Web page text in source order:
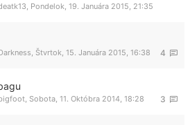
Pondelok, 19. Januára 2015, 21:35
4
Štvrtok, 15. Januára 2015, 16:38
3
Sobota, 11. Októbra 2014, 18:28